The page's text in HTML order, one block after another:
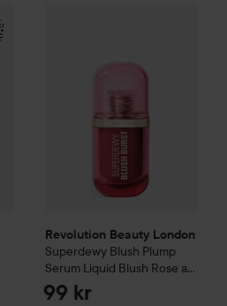
Revolution Beauty London
Superdewy Blush Plump
Serum Liquid Blush Rose all
Day Dusty Pink
99 kr